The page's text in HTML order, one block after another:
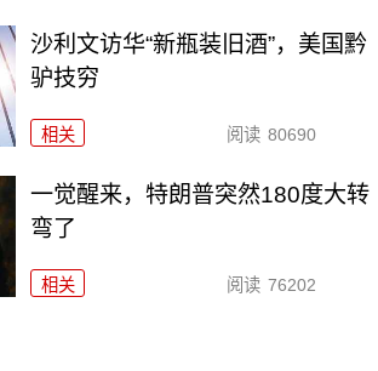
沙利文访华“新瓶装旧酒”，美国黔
驴技穷
相关 阅读 80690
一觉醒来，特朗普突然180度大转
弯了
相关 阅读 76202